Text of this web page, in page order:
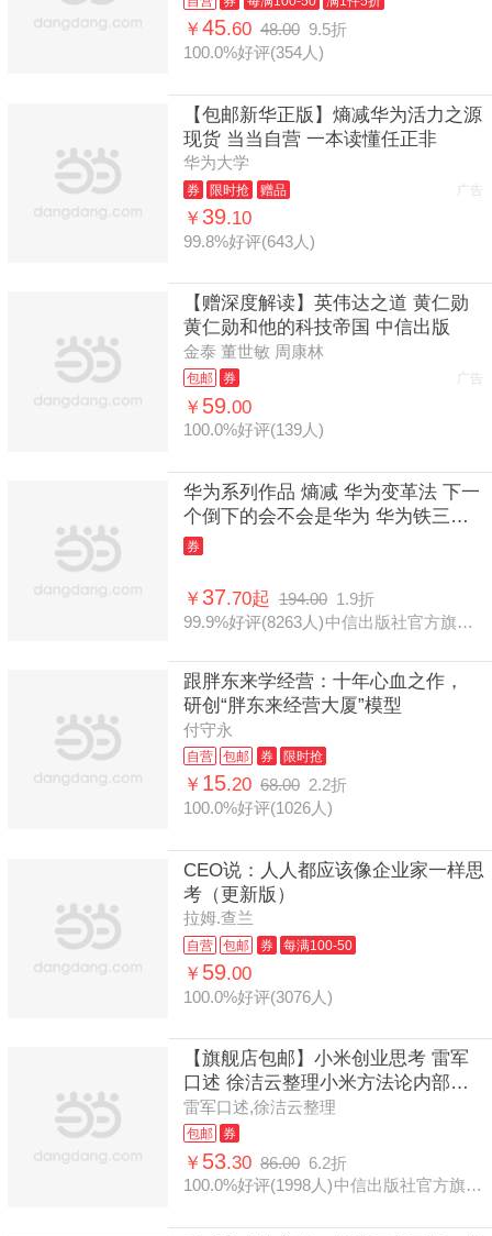
￥ 45.60 48.00 9.5折
100.0%好评(354人)
【包邮新华正版】熵减华为活力之源
现货 当当自营 一本读懂任正非
华为大学
券 限时抢 赠品 广告
￥ 39.10
99.8%好评(643人)
【赠深度解读】英伟达之道 黄仁勋
黄仁勋和他的科技帝国 中信出版
金泰 董世敏 周康林
包邮 券 广告
￥ 59.00
100.0%好评(139人)
华为系列作品 熵减 华为变革法 下一
个倒下的会不会是华为 华为铁三角
工作法 中信出版社官方旗舰店 正版
券
￥ 37.70起 194.00 1.9折
99.9%好评(8263人)
中信出版社官方旗舰店
跟胖东来学经营：十年心血之作，
研创“胖东来经营大厦”模型
付守永
自营 包邮 券 限时抢
￥ 15.20 68.00 2.2折
100.0%好评(1026人)
CEO说：人人都应该像企业家一样思
考（更新版）
拉姆.查兰
自营 包邮 券 每满100-50
￥ 59.00
100.0%好评(3076人)
【旗舰店包邮】小米创业思考 雷军
口述 徐洁云整理小米方法论内部工
具书 雷军创业心法经验哲学 中信出
版社官方正品
雷军口述,徐洁云整理
包邮 券
￥ 53.30 86.00 6.2折
100.0%好评(1998人)
中信出版社官方旗舰店